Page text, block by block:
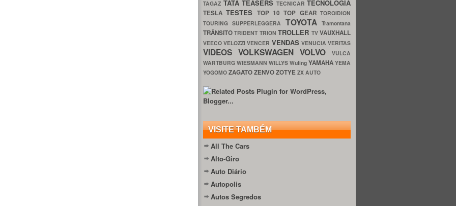
TAGAZ TATA TEASERS TECNICAR TECNOLOGIA
TESLATESTES TOP 10TOP GEARTOROIDION
TOURING SUPPERLEGGERA TOYOTATramontana
TRÂNSITOTRIDENT TRIONTROLLER TVVAUXHALL
VEECOVELOZZIVENCER VENDAS VENUCIAVERITAS
VIDEOS VOLKSWAGEN VOLVO
VULCA
WARTBURG WIESMANN WILLYS Wuling YAMAHA YEMA
YOGOMO ZAGATOZENVOZOTYE ZX AUTO
VISITE TAMBÉM
All The Cars
Alto-Giro
Auto Diário
Autopolis
Autos Segredos